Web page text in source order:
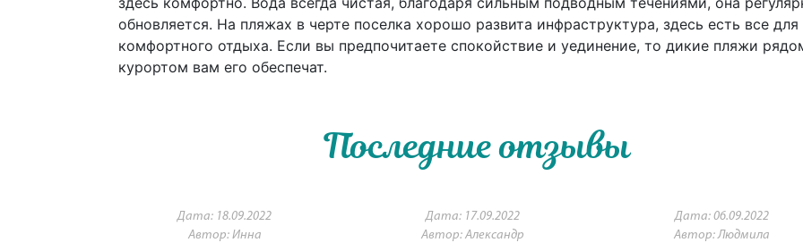
обновляется. На пляжах в черте поселка хорошо развита инфраструктура, здесь есть все для
комфортного отдыха. Если вы предпочитаете спокойствие и уединение, то дикие пляжи
курортом вам его обеспечат.
Последние отзывы
Дата: 18.09.2022
Автор: Инна
Дата: 17.09.2022
Автор: Александр
Дата: 06.09.2022
Автор: Людмила